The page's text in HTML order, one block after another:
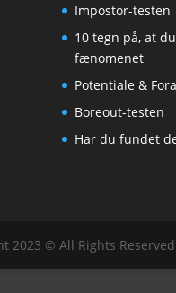
Impostor-testen
10 tegn på, at
fænomenet
Potentiale &
Boreout-testen
Har du fundet
2023 © All Rights